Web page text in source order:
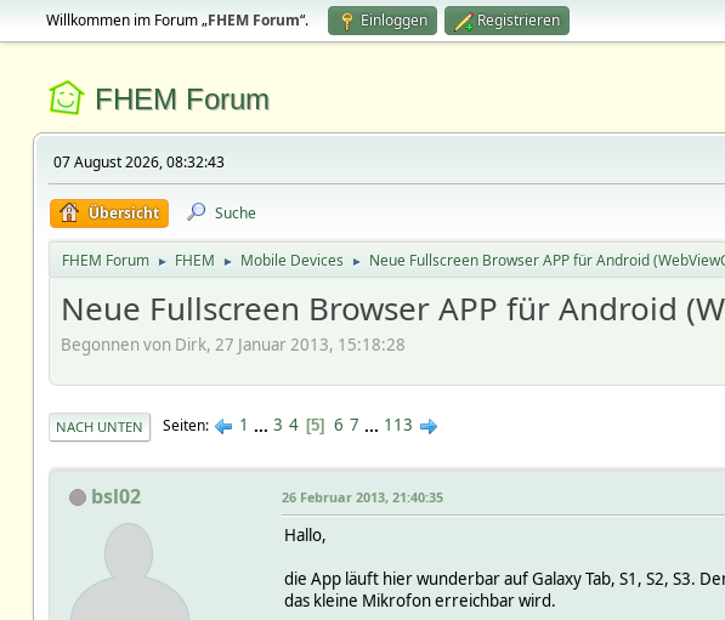
Willkommen im Forum „FHEM Forum“. Einloggen Registrieren
FHEM Forum
07 August 2026, 08:32:43
Übersicht Suche
FHEM Forum ► FHEM ► Mobile Devices ► Neue Fullscreen Browser APP für Android
Neue Fullscreen Browser APP für Android
Begonnen von Dirk, 27 Januar 2013, 15:18:28
NACH UNTEN Seiten 1 ... 3 4 5 6 7 ... 113
bsl02 26 Februar 2013, 21:40:35
Hallo,
die App läuft hier wunderbar auf Galaxy Tab, S1, S2, S3.
das kleine Mikrofon erreichbar wird.